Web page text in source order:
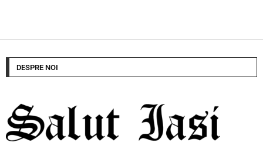
DESPRE NOI